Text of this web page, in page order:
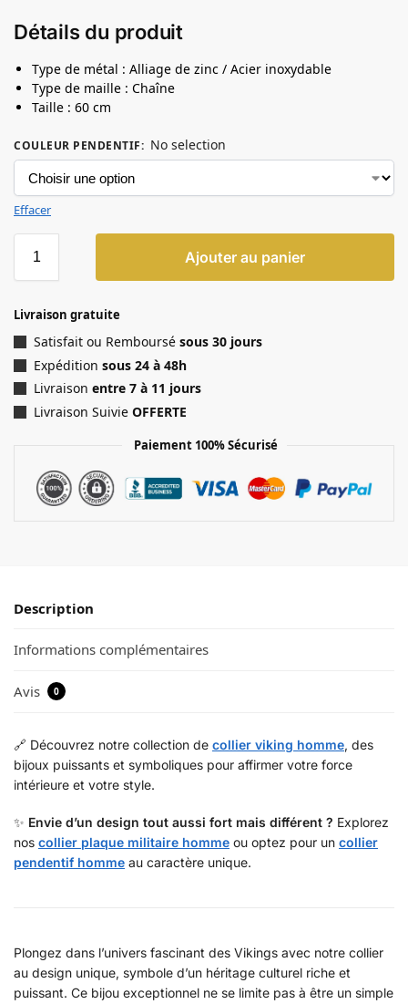
Détails du produit
Type de métal : Alliage de zinc / Acier inoxydable
Type de maille : Chaîne
Taille : 60 cm
COULEUR PENDENTIF: No selection
Effacer
Ajouter au panier
Livraison gratuite
Satisfait ou Remboursé sous 30 jours
Expédition sous 24 à 48h
Livraison entre 7 à 11 jours
Livraison Suivie OFFERTE
Paiement 100% Sécurisé
Description
Informations complémentaires
Avis 0
🔗 Découvrez notre collection de collier viking homme, des
bijoux puissants et symboliques pour affirmer votre force
intérieure et votre style.
✨ Envie d’un design tout aussi fort mais différent ? Explorez
nos collier plaque militaire homme ou optez pour un collier
pendentif homme au caractère unique.
Plongez dans l’univers fascinant des Vikings avec notre collier
au design unique, symbole d’un héritage culturel riche et
puissant. Ce bijou exceptionnel ne se limite pas à être un simple